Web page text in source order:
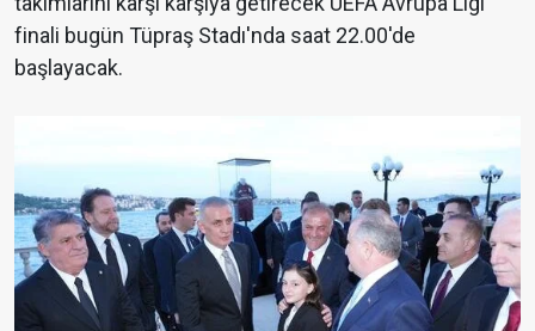
finali bugün Tüpraş Stadı'nda saat 22.00'de
başlayacak.